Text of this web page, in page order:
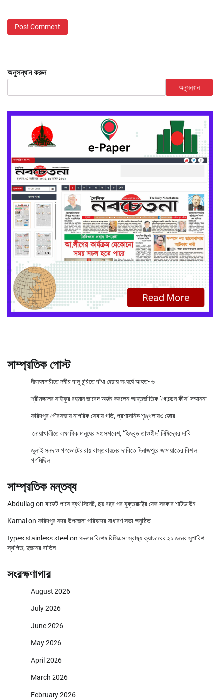
অনুসন্ধান করুন
অনুসন্ধান
সাম্প্রতিক পোস্ট
নীলফামারীতে নদীর বালু চুরিতে বাঁধা দেয়ায় সংঘর্ষে আহত- ৬
শ্রীমঙ্গলের সাইফুর রহমান জাবেদ অর্জন করলেন আন্তর্জাতিক ‘গোল্ডেন কীস’ সম্মাননা
ফরিদপুর পৌরসভায় নাগরিক সেবায় গতি, প্রশাসনিক শৃঙ্খলায়ও জোর
নোয়াখালীতে লক্ষাধিক মানুষের মহাসমাবেশ, ‘হিজবুত তাওহীদ’ নিষিদ্ধের দাবি
জুলাই সনদ ও গণভোটের রায় বাস্তবায়নের দাবিতে দিনাজপুরে জামায়াতের বিশাল
গণমিছিল
সাম্প্রতিক মন্তব্য
Abdullag on বাজেট পাসে ব্যর্থ সিনেট, ছয় বছর পর যুক্তরাষ্ট্রে ফের সরকার শাটডাউন
Kamalon ফরিদপুর সদর উপজেলা পরিষদের সাধারণ সভা অনুষ্ঠিত
types stainless steelon ৪৮তম বিশেষ বিসিএস: স্বাস্থ্য ক্যাডারের ২১ জনের সুপারিশ
স্থগিত, দুজনের বাতিল
সংরক্ষণাগার
August 2026
July 2026
June 2026
May 2026
April 2026
March 2026
February 2026